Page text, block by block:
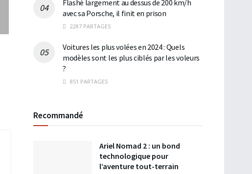
Flashé largement au dessus de 200 km/h
avec sa Porsche, il finit en prison
2287 PARTAGES
Voitures les plus volées en 2024 : Quels
modèles sont les plus ciblés par les voleurs
?
851 PARTAGES
Recommandé
Ariel Nomad 2 : un bond
technologique pour
l’aventure tout-terrain